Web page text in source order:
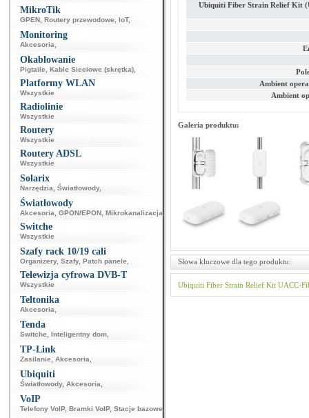
MikroTik
GPEN Routery przewodowe IoT,
Monitoring
Akcesoria
Okablowanie
Pigtaile Kable Sieciowe (skrętka)
Platformy WLAN
Wszystkie
Radiolinie
Wszystkie
Routery
Wszystkie
Routery ADSL
Wszystkie
Solarix
Narzędzia Światłowody,
Światłowody
Akcesoria GPON/EPON Mikrokanalizacja
Switche
Wszystkie
Szafy rack 10/19 cali
Organizery, Szafy, Patch panele
Telewizja cyfrowa DVB-T
Wszystkie
Teltonika
Akcesoria
Tenda
Switche Inteligentny dom
TP-Link
Zasilanie Akcesoria
Ubiquiti
Światłowody, Akcesoria
VoIP
Telefony VoIP, Bramki VoIP, Stacje bazowe
Ubiquiti Fiber Strain Relief Kit
Ambient
Ambient
Galeria produktu:
Słowa kluczowe dla tego produktu:
Ubiquiti Fiber Strain Relief Kit UACC-